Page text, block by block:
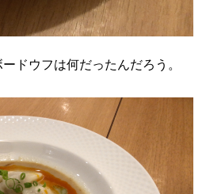
ドウフは何だったんだろう。